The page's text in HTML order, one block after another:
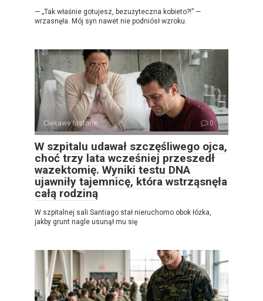
— „Tak właśnie gotujesz, bezużyteczna kobieto?!” —
wrzasnęła. Mój syn nawet nie podniósł wzroku.
Ciekawe historie 0
W szpitalu udawał szczęśliwego ojca,
choć trzy lata wcześniej przeszedł
wazektomię. Wyniki testu DNA
ujawniły tajemnicę, która wstrząsnęła
całą rodziną
W szpitalnej sali Santiago stał nieruchomo obok łóżka,
jakby grunt nagle usunął mu się